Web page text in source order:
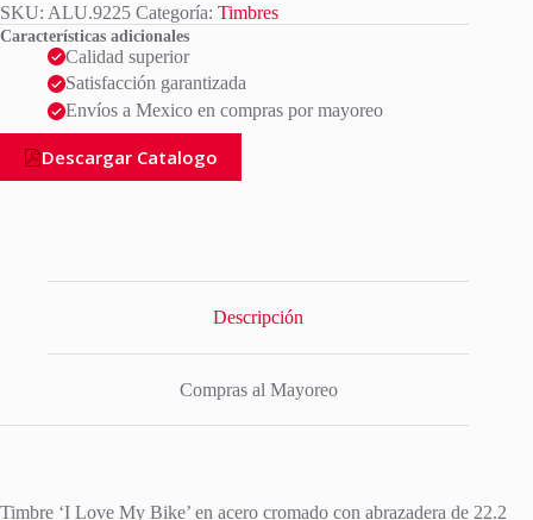
SKU: ALU.9225 Categoría: Timbres
Características adicionales
Calidad superior
Satisfacción garantizada
Envíos a Mexico en compras por mayoreo
Descargar Catalogo
Descripción
Compras al Mayoreo
Timbre ‘I Love My Bike’ en acero cromado con abrazadera de 22.2